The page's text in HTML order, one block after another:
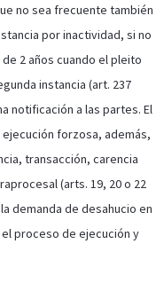
no sea frecuente también
por inactividad, si no
2 años cuando el pleito
instancia (art. 237
notificación a las partes. El
forzosa, además,
transacción, carencia
(arts. 19, 20 o 22
demanda de desahucio en
proceso de ejecución y